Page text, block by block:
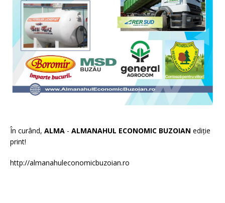
În curând, ALMA - ALMANAHUL ECONOMIC BUZOIAN ediție
print!
http://almanahuleconomicbuzoian.ro